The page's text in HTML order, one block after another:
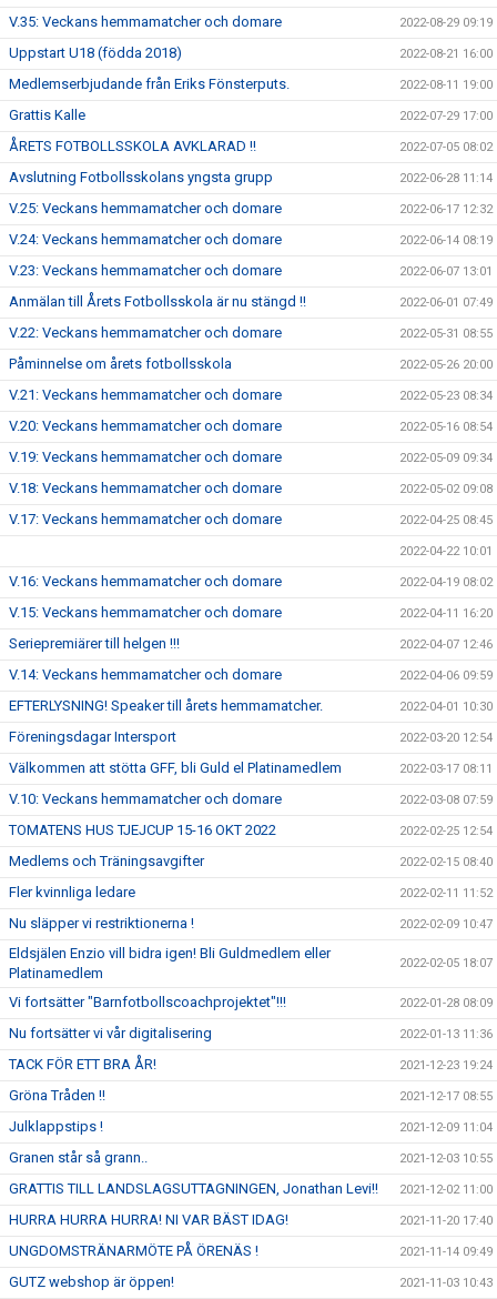
V.35: Veckans hemmamatcher och domare 2022-08-29 09:19
Uppstart U18 (födda 2018) 2022-08-21 16:00
Medlemserbjudande från Eriks Fönsterputs. 2022-08-11 19:00
Grattis Kalle 2022-07-29 17:00
ÅRETS FOTBOLLSSKOLA AVKLARAD !! 2022-07-05 08:02
Avslutning Fotbollsskolans yngsta grupp 2022-06-28 11:14
V.25: Veckans hemmamatcher och domare 2022-06-17 12:32
V.24: Veckans hemmamatcher och domare 2022-06-14 08:19
V.23: Veckans hemmamatcher och domare 2022-06-07 13:01
Anmälan till Årets Fotbollsskola är nu stängd !! 2022-06-01 07:49
V.22: Veckans hemmamatcher och domare 2022-05-31 08:55
Påminnelse om årets fotbollsskola 2022-05-26 20:00
V.21: Veckans hemmamatcher och domare 2022-05-23 08:34
V.20: Veckans hemmamatcher och domare 2022-05-16 08:54
V.19: Veckans hemmamatcher och domare 2022-05-09 09:34
V.18: Veckans hemmamatcher och domare 2022-05-02 09:08
V.17: Veckans hemmamatcher och domare 2022-04-25 08:45
2022-04-22 10:01
V.16: Veckans hemmamatcher och domare 2022-04-19 08:02
V.15: Veckans hemmamatcher och domare 2022-04-11 16:20
Seriepremiärer till helgen !!! 2022-04-07 12:46
V.14: Veckans hemmamatcher och domare 2022-04-06 09:59
EFTERLYSNING! Speaker till årets hemmamatcher. 2022-04-01 10:30
Föreningsdagar Intersport 2022-03-20 12:54
Välkommen att stötta GFF, bli Guld el Platinamedlem 2022-03-17 08:11
V.10: Veckans hemmamatcher och domare 2022-03-08 07:59
TOMATENS HUS TJEJCUP 15-16 OKT 2022 2022-02-25 12:54
Medlems och Träningsavgifter 2022-02-15 08:40
Fler kvinnliga ledare 2022-02-11 11:52
Nu släpper vi restriktionerna ! 2022-02-09 10:47
Eldsjälen Enzio vill bidra igen! Bli Guldmedlem eller
Platinamedlem
2022-02-05 18:07
Vi fortsätter "Barnfotbollscoachprojektet"!!! 2022-01-28 08:09
Nu fortsätter vi vår digitalisering 2022-01-13 11:36
TACK FÖR ETT BRA ÅR! 2021-12-23 19:24
Gröna Tråden !! 2021-12-17 08:55
Julklappstips ! 2021-12-09 11:04
Granen står så grann.. 2021-12-03 10:55
GRATTIS TILL LANDSLAGSUTTAGNINGEN, Jonathan Levi!! 2021-12-02 11:00
HURRA HURRA HURRA! NI VAR BÄST IDAG! 2021-11-20 17:40
UNGDOMSTRÄNARMÖTE PÅ ÖRENÄS ! 2021-11-14 09:49
GUTZ webshop är öppen! 2021-11-03 10:43